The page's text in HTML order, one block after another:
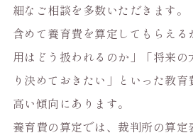
細なご相談を多数いただきます。
含めて養育費を算定してもらえ
用はどう扱われるのか」「将来
り決めておきたい」といった教
高い傾向にあります。
養育費の算定では、裁判所の算定